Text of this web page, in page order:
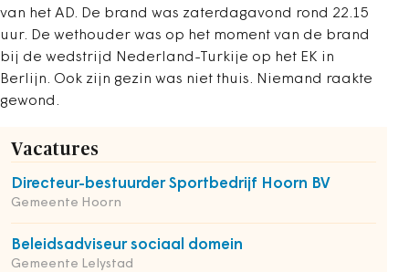
van het AD. De brand was zaterdagavond rond 22.15
uur. De wethouder was op het moment van de brand
bij de wedstrijd Nederland-Turkije op het EK in
Berlijn. Ook zijn gezin was niet thuis. Niemand raakte
gewond.
Vacatures
Directeur-bestuurder Sportbedrijf Hoorn BV
Gemeente Hoorn
Beleidsadviseur sociaal domein
Gemeente Lelystad